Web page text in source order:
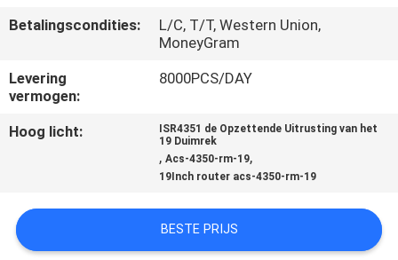
PRIVACY
Betalingscondities:
L/C, T/T, Western Union,
MoneyGram
Levering
vermogen:
8000PCS/DAY
Hoog licht:
ISR4351 de Opzettende Uitrusting van het
19 Duimrek
,Acs-4350-rm-19,
19Inch router acs-4350-rm-19
BESTE PRIJS